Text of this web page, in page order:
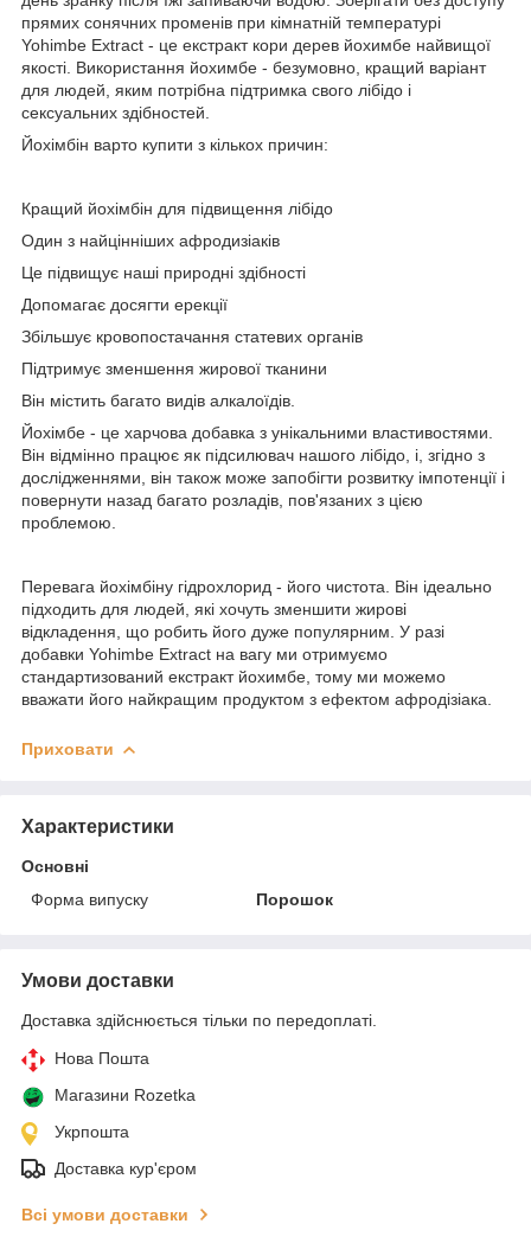
прямих сонячних променів при кімнатній температурі
Yohimbe Extract - це екстракт кори дерев йохимбе найвищої
якості. Використання йохимбе - безумовно, кращий варіант
для людей, яким потрібна підтримка свого лібідо і
сексуальних здібностей.
Йохімбін варто купити з кількох причин:
Кращий йохімбін для підвищення лібідо
Один з найцінніших афродизіаків
Це підвищує наші природні здібності
Допомагає досягти ерекції
Збільшує кровопостачання статевих органів
Підтримує зменшення жирової тканини
Він містить багато видів алкалоїдів.
Йохімбе - це харчова добавка з унікальними властивостями.
Він відмінно працює як підсилювач нашого лібідо, і, згідно з
дослідженнями, він також може запобігти розвитку імпотенції і
повернути назад багато розладів, пов'язаних з цією
проблемою.
Перевага йохімбіну гідрохлорид - його чистота. Він ідеально
підходить для людей, які хочуть зменшити жирові
відкладення, що робить його дуже популярним. У разі
добавки Yohimbe Extract на вагу ми отримуємо
стандартизований екстракт йохимбе, тому ми можемо
вважати його найкращим продуктом з ефектом афродізіака.
Приховати
Характеристики
Основні
Форма випуску
Порошок
Умови доставки
Доставка здійснюється тільки по передоплаті.
Нова Пошта
Магазини Rozetka
Укрпошта
Доставка кур'єром
Всі умови доставки